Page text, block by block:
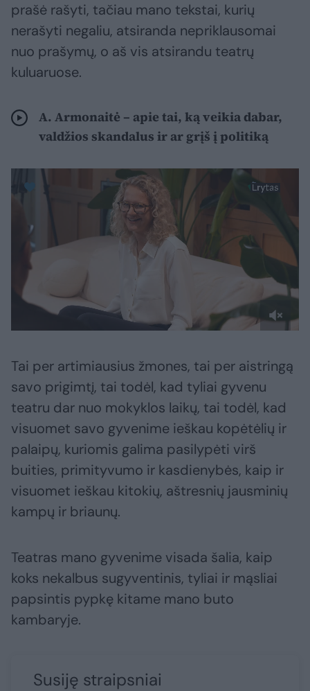
prašė rašyti, tačiau mano tekstai, kurių
nerašyti negaliu, atsiranda nepriklausomai
nuo prašymų, o aš vis atsirandu teatrų
kuluaruose.
A. Armonaitė – apie tai, ką veikia dabar,
valdžios skandalus ir ar grįš į politiką
Tai per artimiausius žmones, tai per aistringą
savo prigimtį, tai todėl, kad tyliai gyvenu
teatru dar nuo mokyklos laikų, tai todėl, kad
visuomet savo gyvenime ieškau kopėtėlių ir
palaipų, kuriomis galima pasilypėti virš
buities, primityvumo ir kasdienybės, kaip ir
visuomet ieškau kitokių, aštresnių jausminių
kampų ir briaunų.
Teatras mano gyvenime visada šalia, kaip
koks nekalbus sugyventinis, tyliai ir mąsliai
papsintis pypkę kitame mano buto
kambaryje.
Susiję straipsniai